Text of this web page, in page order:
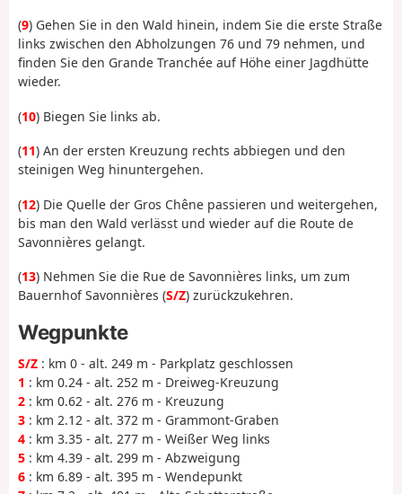
(9) Gehen Sie in den Wald hinein, indem Sie die erste Straße
links zwischen den Abholzungen 76 und 79 nehmen, und
finden Sie den Grande Tranchée auf Höhe einer Jagdhütte
wieder.
(10) Biegen Sie links ab.
(11) An der ersten Kreuzung rechts abbiegen und den
steinigen Weg hinuntergehen.
(12) Die Quelle der Gros Chêne passieren und weitergehen,
bis man den Wald verlässt und wieder auf die Route de
Savonnières gelangt.
(13) Nehmen Sie die Rue de Savonnières links, um zum
Bauernhof Savonnières (S/Z) zurückzukehren.
Wegpunkte
S/Z : km 0 - alt. 249 m - Parkplatz geschlossen
1 : km 0.24 - alt. 252 m - Dreiweg-Kreuzung
2 : km 0.62 - alt. 276 m - Kreuzung
3 : km 2.12 - alt. 372 m - Grammont-Graben
4 : km 3.35 - alt. 277 m - Weißer Weg links
5 : km 4.39 - alt. 299 m - Abzweigung
6 : km 6.89 - alt. 395 m - Wendepunkt